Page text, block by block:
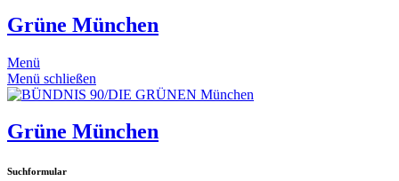
Grüne München
Menü
Menü schließen
Grüne München
Suchformular